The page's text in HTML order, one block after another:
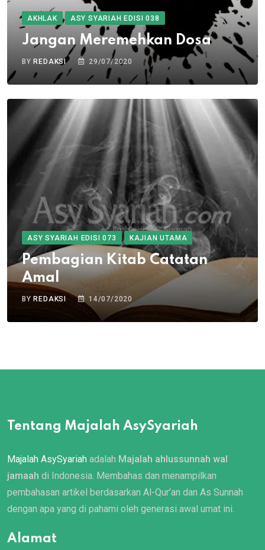
AKHLAK ASY SYARIAH EDISI 038
Jangan Meremehkan Dosa
BYREDAKSI 29/07/2020
ASY SYARIAH EDISI 073 KAJIAN UTAMA
Pembagian Kitab Catatan
Amal
BYREDAKSI 14/07/2020
Tentang Majalah AsySyariah
Majalah AsySyariah adalah Majalah ahlussunnah wal
jamaah di Indonesia. Membahas dan menampilkan
pembahasan artikel berdasarkan Al-Qur’an dan As Sunnah
dengan apa yang di pahami oleh generasi awal umat ini.
Alamat